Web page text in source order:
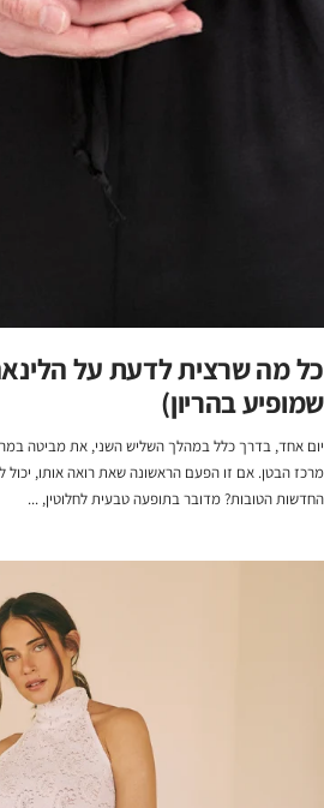
כל מה שרצית לדעת על
שמופיע בהריון)
יום אחד, בדרך כלל במהלך השליש השני, את מביטה
מרכז הבטן. אם זו הפעם הראשונה שאת רואה אותו, יכול
החדשות הטובות? מדובר בתופעה טבעית לחלוטין, ...